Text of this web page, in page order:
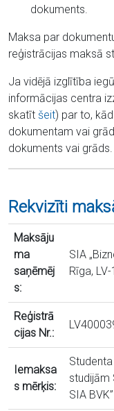
dokuments.
Maksa par
reģistrācijas maksā
Ja vidējā izglītība
informācijas centra
skatīt šeit) par to,
dokumentam vai
dokuments vai grāds.
Rekvizīti
Maksāju
ma
saņēmēj
s:
SIA
Rīga,
Reģistrā
cijas Nr.:
Iemaksa
s mērķis:
studijām
SIA BVK”